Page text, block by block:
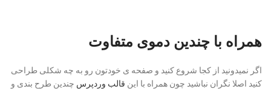
همراه با چندین دموی متفاوت
اگر نمیدونید از کجا شروع کنید و صفحه ی خودتون رو به چه شکلی طراحی
کنید اصلا نگران نباشید چون همراه با این قالب وردپرس چندین طرح بندی و